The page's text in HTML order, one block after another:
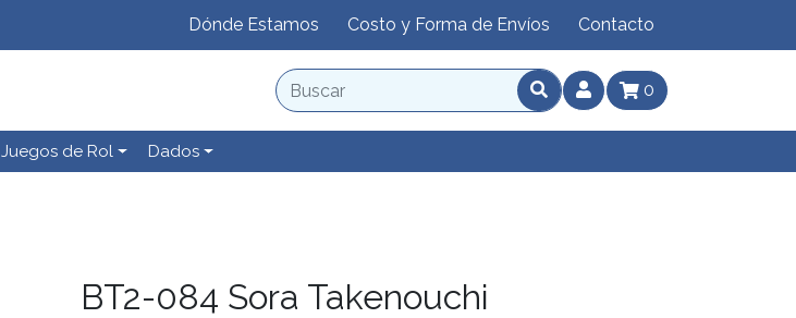
Dónde Estamos Costo y Forma de Envíos Contacto
0
Juegos de Rol Dados
BT2-084 Sora Takenouchi